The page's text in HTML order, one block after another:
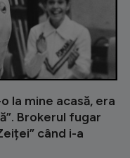
la mine acasă, era
Brokerul fugar
când i-a